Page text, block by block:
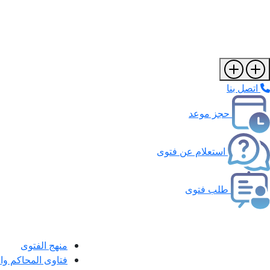
اتصل بنا
حجز موعد
استعلام عن فتوى
طلب فتوى
منهج الفتوى
فتاوى المحاكم